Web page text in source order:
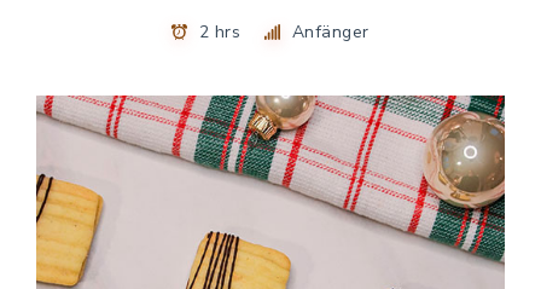
2 hrs Anfänger